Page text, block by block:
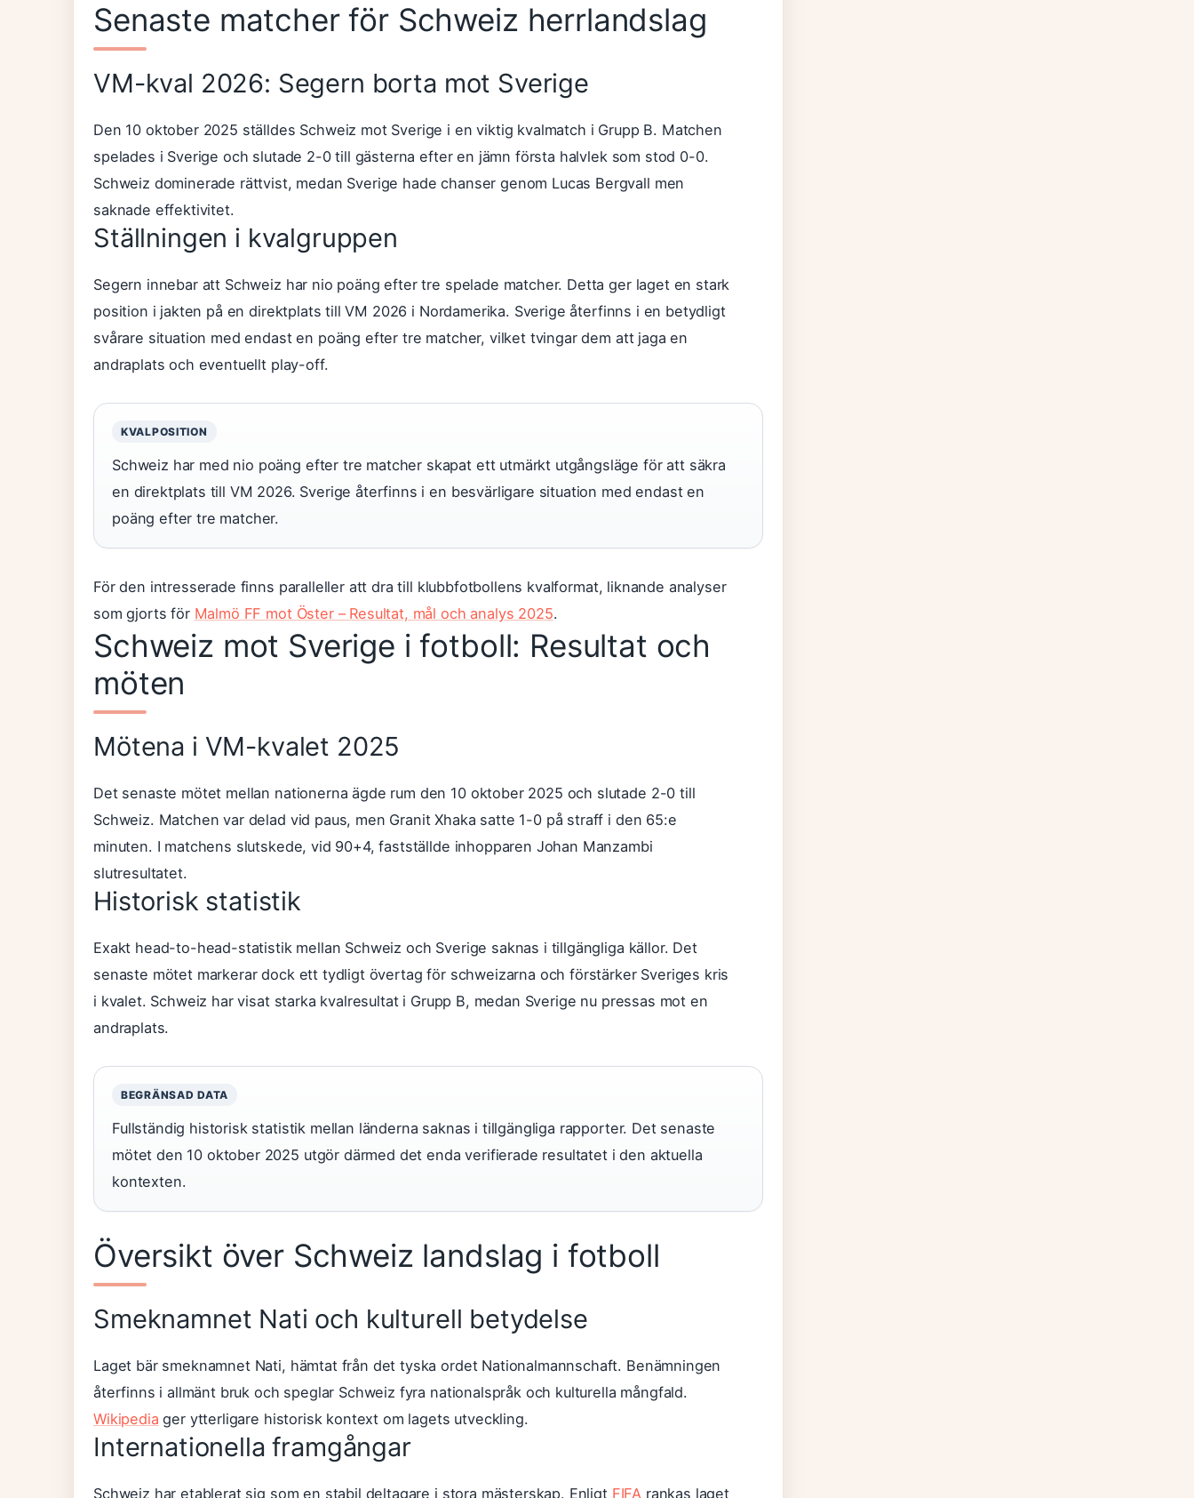
Senaste matcher för Schweiz herrlandslag
VM-kval 2026: Segern borta mot Sverige
Den 10 oktober 2025 ställdes Schweiz mot Sverige i en viktig kvalmatch i Grupp B. Matchen
spelades i Sverige och slutade 2-0 till gästerna efter en jämn första halvlek som stod 0-0.
Schweiz dominerade rättvist, medan Sverige hade chanser genom Lucas Bergvall men
saknade effektivitet.
Ställningen i kvalgruppen
Segern innebar att Schweiz har nio poäng efter tre spelade matcher. Detta ger laget en stark
position i jakten på en direktplats till VM 2026 i Nordamerika. Sverige återfinns i en betydligt
svårare situation med endast en poäng efter tre matcher, vilket tvingar dem att jaga en
andraplats och eventuellt play-off.
KVALPOSITION
Schweiz har med nio poäng efter tre matcher skapat ett utmärkt utgångsläge för att säkra
en direktplats till VM 2026. Sverige återfinns i en besvärligare situation med endast en
poäng efter tre matcher.
För den intresserade finns paralleller att dra till klubbfotbollens kvalformat, liknande analyser
som gjorts för Malmö FF mot Öster – Resultat, mål och analys 2025.
Schweiz mot Sverige i fotboll: Resultat och
möten
Mötena i VM-kvalet 2025
Det senaste mötet mellan nationerna ägde rum den 10 oktober 2025 och slutade 2-0 till
Schweiz. Matchen var delad vid paus, men Granit Xhaka satte 1-0 på straff i den 65:e
minuten. I matchens slutskede, vid 90+4, fastställde inhopparen Johan Manzambi
slutresultatet.
Historisk statistik
Exakt head-to-head-statistik mellan Schweiz och Sverige saknas i tillgängliga källor. Det
senaste mötet markerar dock ett tydligt övertag för schweizarna och förstärker Sveriges kris
i kvalet. Schweiz har visat starka kvalresultat i Grupp B, medan Sverige nu pressas mot en
andraplats.
BEGRÄNSAD DATA
Fullständig historisk statistik mellan länderna saknas i tillgängliga rapporter. Det senaste
mötet den 10 oktober 2025 utgör därmed det enda verifierade resultatet i den aktuella
kontexten.
Översikt över Schweiz landslag i fotboll
Smeknamnet Nati och kulturell betydelse
Laget bär smeknamnet Nati, hämtat från det tyska ordet Nationalmannschaft. Benämningen
återfinns i allmänt bruk och speglar Schweiz fyra nationalspråk och kulturella mångfald.
Wikipedia ger ytterligare historisk kontext om lagets utveckling.
Internationella framgångar
Schweiz har etablerat sig som en stabil deltagare i stora mästerskap. Enligt FIFA rankas laget